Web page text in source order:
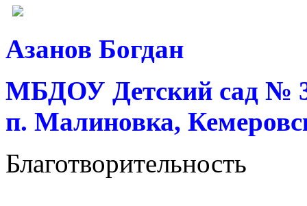
Азанов Богдан
МБДОУ Детский сад №
п. Малиновка,
Благотворительность